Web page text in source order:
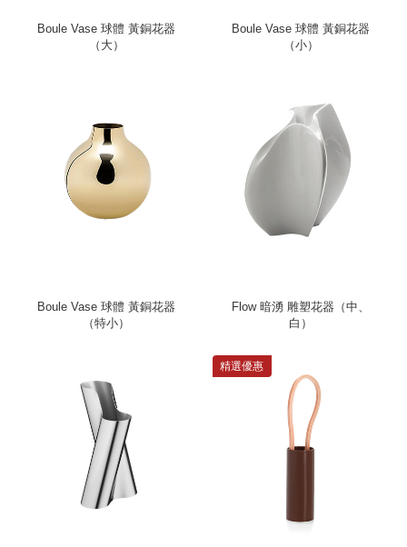
Boule Vase 球體 黃銅花器
（大）
Boule Vase 球體 黃銅花器
（小）
Boule Vase 球體 黃銅花器
（特小）
Flow 暗湧 雕塑花器（中、
白）
精選優惠